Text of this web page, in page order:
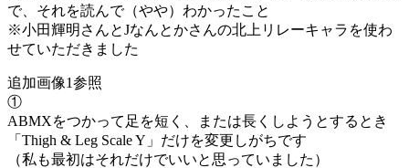
で、それを読んで（やや）わかったこと
※小田輝明さんとJなんとかさんの北上リレーキャラを使わ
せていただきました
追加画像1参照
①
ABMXをつかって足を短く、または長くしようとするとき
「Thigh & Leg Scale Y」だけを変更しがちです
（私も最初はそれだけでいいと思っていました）